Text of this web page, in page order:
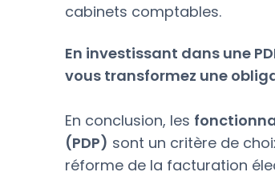
cabinets comptables.
En investissant dans une
vous transformez une
En conclusion, les
(PDP) sont un critère de
réforme de la facturation